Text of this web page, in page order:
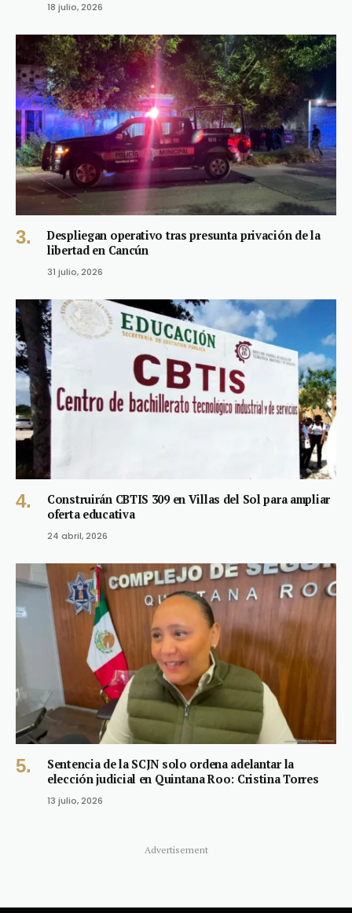
18 julio, 2026
Despliegan operativo tras presunta privación de la
libertad en Cancún
31 julio, 2026
Construirán CBTIS 309 en Villas del Sol para ampliar
oferta educativa
24 abril, 2026
Sentencia de la SCJN solo ordena adelantar la
elección judicial en Quintana Roo: Cristina Torres
13 julio, 2026
Advertisement